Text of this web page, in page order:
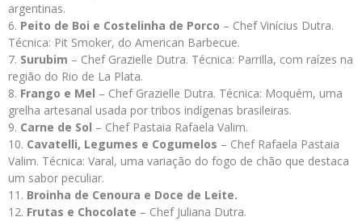
argentinas.
Peito de Boi e Costelinha de Porco – Chef Vinícius Dutra.
Técnica: Pit Smoker, do American Barbecue.
Surubim – Chef Grazielle Dutra. Técnica: Parrilla, com raízes na
região do Rio de La Plata.
Frango e Mel – Chef Grazielle Dutra. Técnica: Moquém, uma
grelha artesanal usada por tribos indígenas brasileiras.
Carne de Sol – Chef Pastaia Rafaela Valim.
Cavatelli, Legumes e Cogumelos – Chef Rafaela Pastaia
Valim. Técnica: Varal, uma variação do fogo de chão que destaca
um sabor peculiar.
Broinha de Cenoura e Doce de Leite.
Frutas e Chocolate – Chef Juliana Dutra.